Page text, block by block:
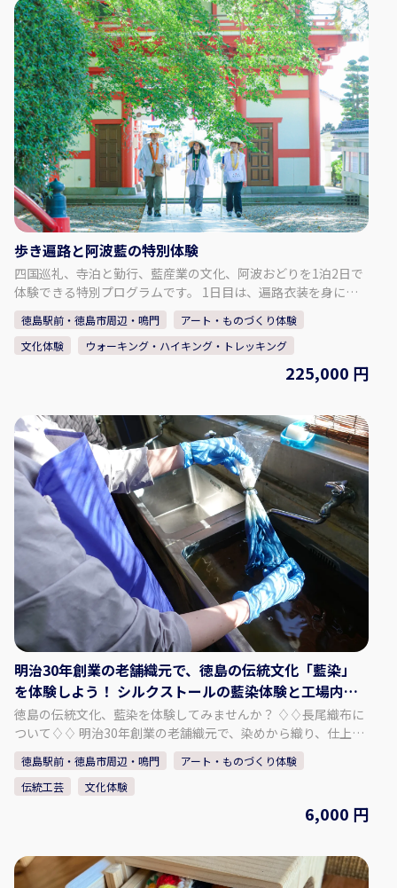
ップケーキ＆コーヒー」 どちらかお好きなデザインをお選びい
ただけます。 下絵・見本があるので、初心者の方でも安心して
お楽しみいただけます。 まずは、気軽にチャレンジしてみまし
ょう！ - - - - - - - - - - - - - - - - - - - - - - - - - - - - - - - - - - - - - -
♢対象年齢♢ 小学生以上～（低学年のお子様は保護者の同伴が
必要です。） ♢参加人数♢ 最大4名様まで ♢すずの木アートデ
ザインについて♢ 日・祝日・年末年始は休みですが、体験希望
があれば開催します。 定休日で体験をご希望の方はお問い合わ
せください。 お問い合わせ：info@suzunokiartd.com ♢SNS
はこちら♢ 【公式ＨＰ】 https://suzunokiartd.com/
【Instagram】 https://www.instagram.com/chroniel05/
【Facebook】 https://www.facebook.com/suzunokiartd/
【Twitter】 https://twitter.com/suzunokikun1
歩き遍路と阿波藍の特別体験
四国巡礼、寺泊と勤行、藍産業の文化、阿波おどりを1泊2日で
体験できる特別プログラムです。 1日目は、遍路衣装を身に着
け、歩き遍路を体験。お遍路に精通した専属の通訳ガイドと一
緒に、1番札所 霊山寺から4番札所 大日寺まで歩きます。 6番札
所 安楽寺の宿坊に泊まり、夜の勤行体験と非公開の多宝塔の特
別視察ができます。 2日目は藍の館へ。藍染体験や学芸員によ
る藍の館案内の他、西座敷で特別に阿波おどりの貸切公演を鑑
お一人様あたり 1名参加の場合 225,000円～ 2名参加の場合
200,000円～ 3名～4名参加の場合 125,000円～ 5名～9名参加
の場合 100,000円～ 10名様以上 75,000円～ ・朝食1回、昼
食2回、夕食1回 ・英語通訳案内士付き ・お遍路衣装（すげ笠：
カバー付き、金剛杖：カバー付き、輪袈裟、袖付白衣） ・歩き
遍路時は車のサポートバス（小型または中型バス）がついてい
ます ジャンボタクシーやセダンタクシーへの変更も可能です
・宿泊者多数の場合、安楽寺での夜の勤行体験はプライベート
での開催ができません ・安楽寺でのお部屋は基本、洋室バスト
イレ付となります 和室（バス・トイレは部屋の外）はオプシ
ョンとなります。 ・前泊は基本料金に含まれておりません。必
要に応じて手配します ・添乗員は同行しません。オプションで
付けることができます ご希望に応じてご対応させていただきま
す。 お気軽にお問い合わせください。 【問い合わせ先】 株式会
社エアトラベル徳島 TEL：088-600-8560 E-mail：
aitripper@air-travel.jp
徳島駅前・徳島市周辺・鳴門
アート・ものづくり体験
文化体験
ウォーキング・ハイキング・トレッキング
225,000 円
明治30年創業の老舗織元で、徳島の伝統文化「藍染」
を体験しよう！ シルクストールの藍染体験と工場内見
学
徳島の伝統文化、藍染を体験してみませんか？ ♢♢長尾織布に
ついて♢♢ 明治30年創業の老舗織元で、染めから織り、仕上げ
まで全工程を一貫作業で手掛けております。 主力商品である
「阿波しじら織」という生地の製造に加え、藍染商品も取り扱
っております。 中でも天然の阿波藍染め染料で染めたしじら織
は「阿波正藍しじら織」と称され、伝統的工芸品に指定されて
だけのシルクストールを染め上げる事ができます。 ぜひ、体
験・見学にお越し下さい。 - - - - - - - - - - - プラン内容 - - - - - -
徳島駅前・徳島市周辺・鳴門
アート・ものづくり体験
伝統工芸
文化体験
6,000 円